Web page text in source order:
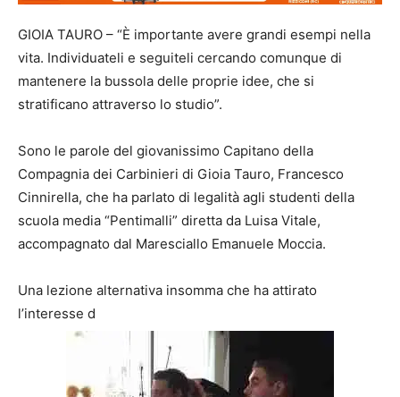
GIOIA TAURO – “È importante avere grandi esempi nella
vita. Individuateli e seguiteli cercando comunque di
mantenere la bussola delle proprie idee, che si
stratificano attraverso lo studio”.
Sono le parole del giovanissimo Capitano della
Compagnia dei Carbinieri di Gioia Tauro, Francesco
Cinnirella, che ha parlato di legalità agli studenti della
scuola media “Pentimalli” diretta da Luisa Vitale,
accompagnato dal Maresciallo Emanuele Moccia.
Una lezione alternativa insomma che ha attirato
l’interesse d